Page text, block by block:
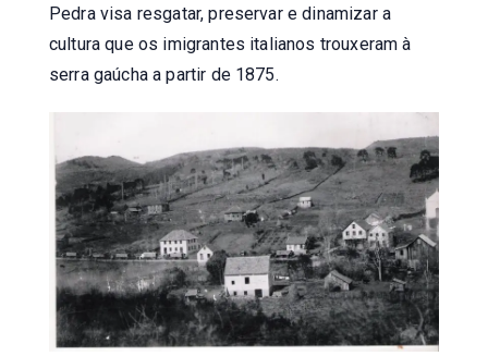
Pedra visa resgatar, preservar e dinamizar a
cultura que os imigrantes italianos trouxeram à
serra gaúcha a partir de 1875.